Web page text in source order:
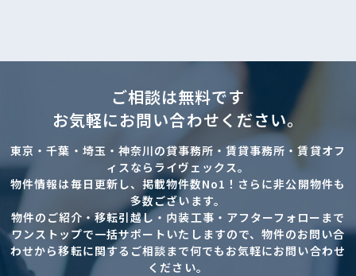
ご相談は無料です
お気軽にお問い合わせください。
東京・千葉・埼玉・神奈川の貸事務所・賃貸事務所・賃貸オフ
ィスならライヴェックス。
物件情報は毎日更新し、掲載物件数No1！さらに非公開物件も
多数ございます。
物件のご紹介・移転引越し・内装工事・アフターフォローまで
ワンストップで一括サポートいたしますので、物件のお問い合
わせから移転に関するご相談まで何でもお気軽にお問い合わせ
ください。